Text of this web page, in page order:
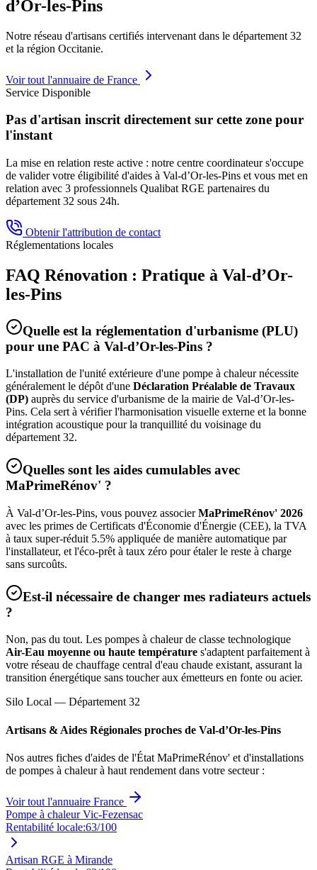
d’Or-les-Pins
Notre réseau d'artisans certifiés intervenant dans le département 32
et la région Occitanie.
Voir tout l'annuaire de France
Service Disponible
Pas d'artisan inscrit directement sur cette zone pour
l'instant
La mise en relation reste active : notre centre coordinateur s'occupe
de valider votre éligibilité d'aides à Val-d’Or-les-Pins et vous met en
relation avec 3 professionnels Qualibat RGE partenaires du
département 32 sous 24h.
Obtenir l'attribution de contact
Réglementations locales
FAQ Rénovation : Pratique à Val-d’Or-
les-Pins
Quelle est la réglementation d'urbanisme (PLU)
pour une PAC à Val-d’Or-les-Pins ?
L'installation de l'unité extérieure d'une pompe à chaleur nécessite
généralement le dépôt d'une Déclaration Préalable de Travaux
(DP) auprès du service d'urbanisme de la mairie de Val-d’Or-les-
Pins. Cela sert à vérifier l'harmonisation visuelle externe et la bonne
intégration acoustique pour la tranquillité du voisinage du
département32.
Quelles sont les aides cumulables avec
MaPrimeRénov' ?
À Val-d’Or-les-Pins, vous pouvez associerMaPrimeRénov' 2026
avec les primes de Certificats d'Économie d'Énergie (CEE), la TVA
à taux super-réduit 5.5% appliquée de manière automatique par
l'installateur, et l'éco-prêt à taux zéro pour étaler le reste à charge
sans surcoûts.
Est-il nécessaire de changer mes radiateurs actuels
?
Non, pas du tout. Les pompes à chaleur de classe technologique
Air-Eau moyenne ou haute température s'adaptent parfaitement à
votre réseau de chauffage central d'eau chaude existant, assurant la
transition énergétique sans toucher aux émetteurs en fonte ou acier.
Silo Local — Département 32
Artisans & Aides Régionales proches de Val-d’Or-les-Pins
Nos autres fiches d'aides de l'État MaPrimeRénov' et d'installations
de pompes à chaleur à haut rendement dans votre secteur :
Voir tout l'annuaire France
Pompe à chaleur Vic-Fezensac
Rentabilité locale:63/100
Artisan RGE à Mirande